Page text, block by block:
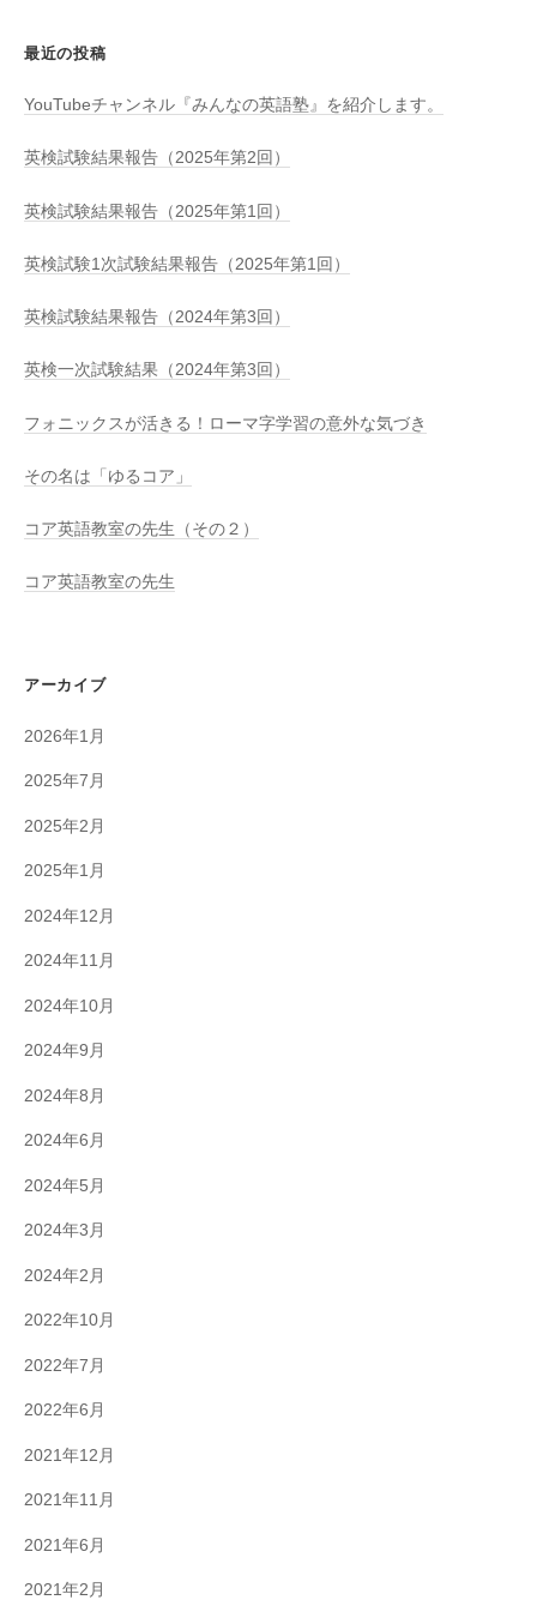
最近の投稿
YouTubeチャンネル『みんなの英語塾』を紹介します。
英検試験結果報告（2025年第2回）
英検試験結果報告（2025年第1回）
英検試験1次試験結果報告（2025年第1回）
英検試験結果報告（2024年第3回）
英検一次試験結果（2024年第3回）
フォニックスが活きる！ローマ字学習の意外な気づき
その名は「ゆるコア」
コア英語教室の先生（その２）
コア英語教室の先生
アーカイブ
2026年1月
2025年7月
2025年2月
2025年1月
2024年12月
2024年11月
2024年10月
2024年9月
2024年8月
2024年6月
2024年5月
2024年3月
2024年2月
2022年10月
2022年7月
2022年6月
2021年12月
2021年11月
2021年6月
2021年2月